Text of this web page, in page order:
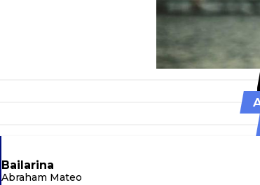
Bailarina
Abraham Mateo